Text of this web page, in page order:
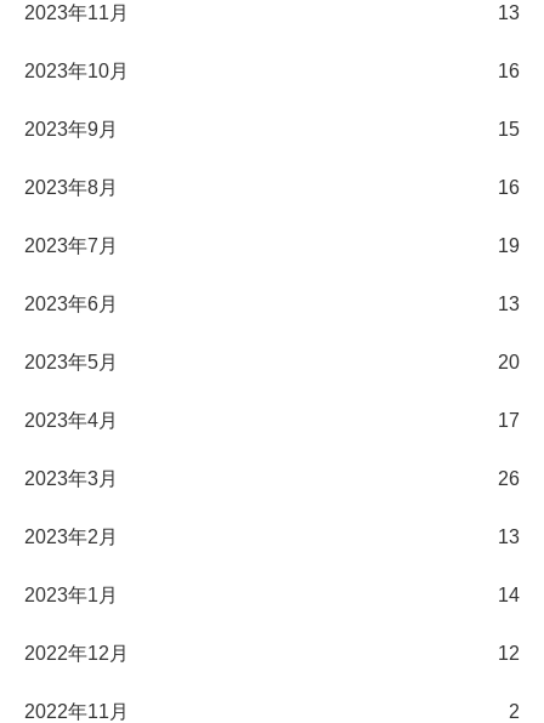
2023年11月 13
2023年10月 16
2023年9月 15
2023年8月 16
2023年7月 19
2023年6月 13
2023年5月 20
2023年4月 17
2023年3月 26
2023年2月 13
2023年1月 14
2022年12月 12
2022年11月 2